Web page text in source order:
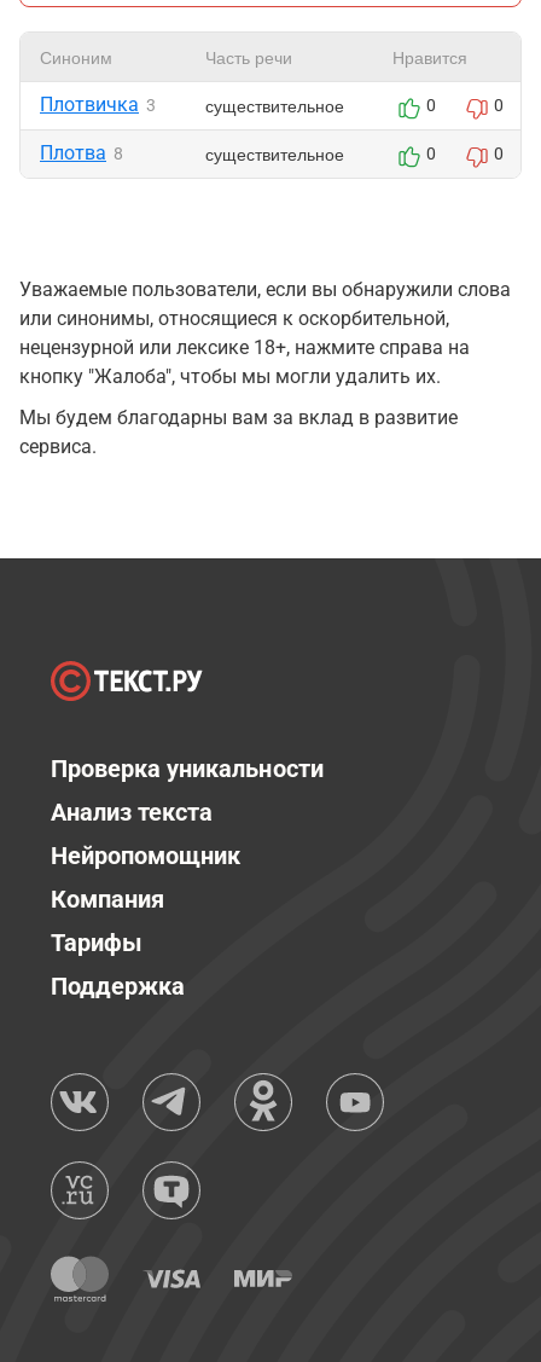
Синоним Часть речи Нравится
Плотвичка 3 существительное 0 0
Плотва 8 существительное 0 0
Уважаемые пользователи, если вы обнаружили слова
или синонимы, относящиеся к оскорбительной,
нецензурной или лексике 18+, нажмите справа на
кнопку "Жалоба", чтобы мы могли удалить их.
Мы будем благодарны вам за вклад в развитие
сервиса.
Проверка уникальности
Анализ текста
Нейропомощник
Компания
Тарифы
Поддержка